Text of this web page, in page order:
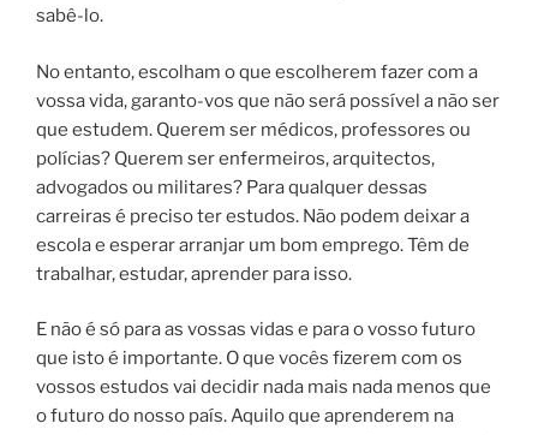
sabê-lo.
No entanto, escolham o que escolherem fazer com a
vossa vida, garanto-vos que não será possível a não ser
que estudem. Querem ser médicos, professores ou
polícias? Querem ser enfermeiros, arquitectos,
advogados ou militares? Para qualquer dessas
carreiras é preciso ter estudos. Não podem deixar a
escola e esperar arranjar um bom emprego. Têm de
trabalhar, estudar, aprender para isso.
E não é só para as vossas vidas e para o vosso futuro
que isto é importante. O que vocês fizerem com os
vossos estudos vai decidir nada mais nada menos que
o futuro do nosso país. Aquilo que aprenderem na